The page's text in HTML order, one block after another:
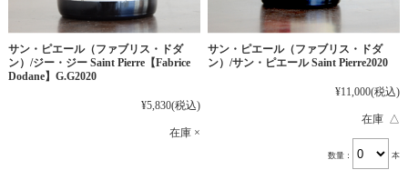
サン・ピエール（ファブリス・ドダ
ン）/ジー・ジー Saint Pierre【Fabrice
Dodane】G.G2020
¥5,830(税込)
在庫 ×
サン・ピエール（ファブリス・ドダ
ン）/サン・ピエール Saint Pierre2020
¥11,000(税込)
在庫 △
数量： 本